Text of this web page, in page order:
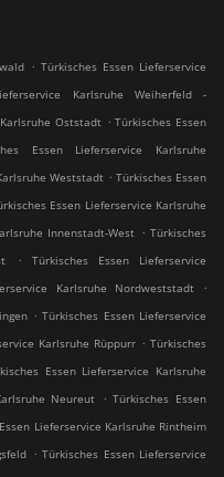
. Türkisches Essen Lieferservice
Karlsruhe Weiherfeld -
Oststadt . Türkisches Essen
Essen Lieferservice Karlsruhe
Weststadt . Türkisches Essen
Essen Lieferservice Karlsruhe
Innenstadt-West . Türkisches
.
Türkisches Essen Lieferservice
Karlsruhe Nordweststadt
.
. Türkisches Essen Lieferservice
Karlsruhe Rüppurr . Türkisches
Essen Lieferservice Karlsruhe
Neureut . Türkisches Essen
Lieferservice Karlsruhe Rintheim
. Türkisches Essen Lieferservice